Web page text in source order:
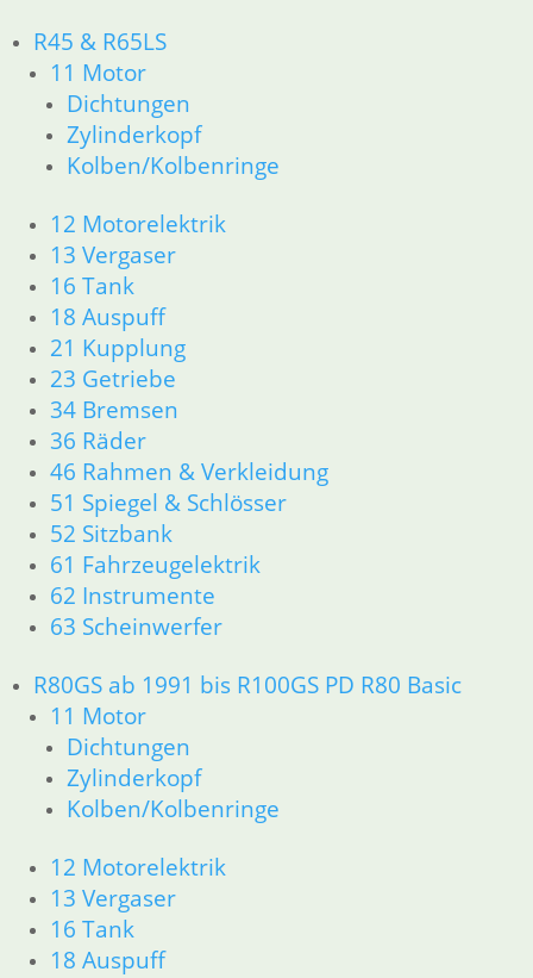
R45 & R65LS
11 Motor
Dichtungen
Zylinderkopf
Kolben/Kolbenringe
12 Motorelektrik
13 Vergaser
16 Tank
18 Auspuff
21 Kupplung
23 Getriebe
34 Bremsen
36 Räder
46 Rahmen & Verkleidung
51 Spiegel & Schlösser
52 Sitzbank
61 Fahrzeugelektrik
62 Instrumente
63 Scheinwerfer
R80GS ab 1991 bis R100GS PD R80 Basic
11 Motor
Dichtungen
Zylinderkopf
Kolben/Kolbenringe
12 Motorelektrik
13 Vergaser
16 Tank
18 Auspuff